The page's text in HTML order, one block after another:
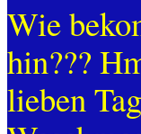
Wie
hin???
lieben